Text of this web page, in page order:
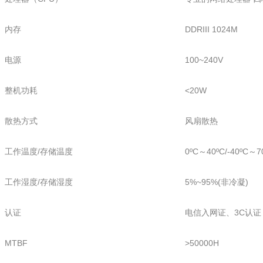
内存 DDRIII 1024M
电源 100~240V
整机功耗 <20W
散热方式 风扇散热
工作温度/存储温度 0ºC～40ºC/-40ºC～
工作湿度/存储湿度 5%~95%(非冷凝)
认证 电信入网证、3C认证
MTBF >50000H